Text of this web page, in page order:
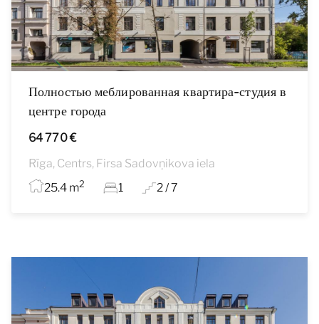
Полностью меблированная квартира-студия в
центре города
64 770 €
Rīga, Centrs, Firsa Sadovņikova iela
25.4 m2 1 2 / 7